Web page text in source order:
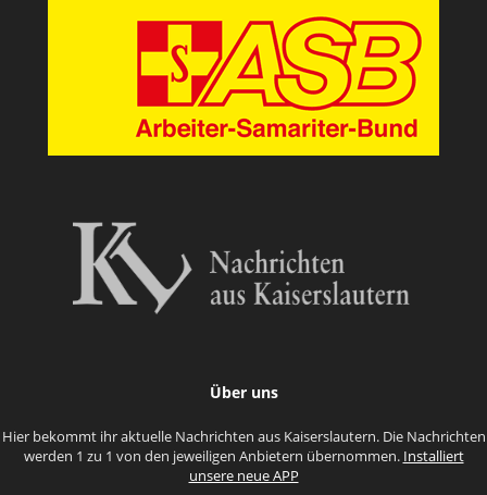
Über uns
Hier bekommt ihr aktuelle Nachrichten aus Kaiserslautern. Die Nachrichten
werden 1 zu 1 von den jeweiligen Anbietern übernommen. Installiert
unsere neue APP